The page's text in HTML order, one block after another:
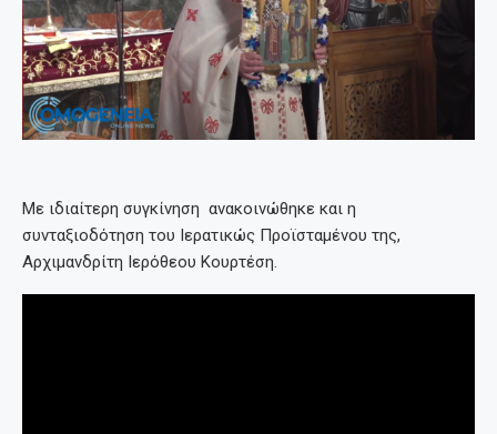
Με ιδιαίτερη συγκίνηση ανακοινώθηκε και η
συνταξιοδότηση του Ιερατικώς Προϊσταμένου της,
Αρχιμανδρίτη Ιερόθεου Κουρτέση.